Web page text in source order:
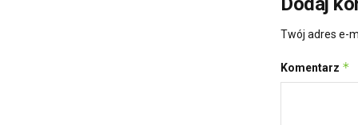
Twój adres e-
Komentarz *